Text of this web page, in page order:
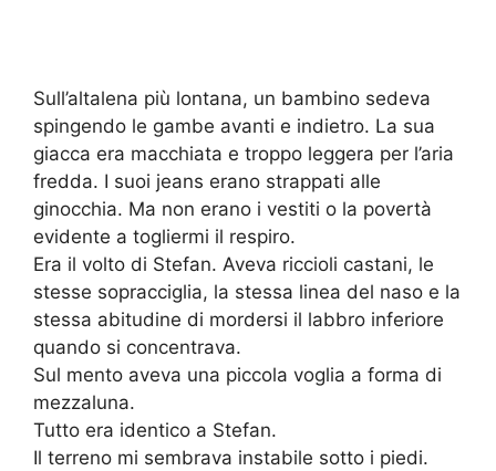
Sull’altalena più lontana, un bambino sedeva
spingendo le gambe avanti e indietro. La sua
giacca era macchiata e troppo leggera per l’aria
fredda. I suoi jeans erano strappati alle
ginocchia. Ma non erano i vestiti o la povertà
evidente a togliermi il respiro.
Era il volto di Stefan. Aveva riccioli castani, le
stesse sopracciglia, la stessa linea del naso e la
stessa abitudine di mordersi il labbro inferiore
quando si concentrava.
Sul mento aveva una piccola voglia a forma di
mezzaluna.
Tutto era identico a Stefan.
Il terreno mi sembrava instabile sotto i piedi.